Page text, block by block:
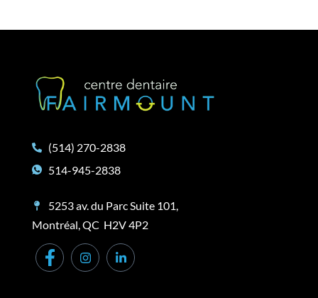
(514) 270-2838
514-945-2838
5253 av. du Parc Suite 101,
Montréal, QC H2V 4P2